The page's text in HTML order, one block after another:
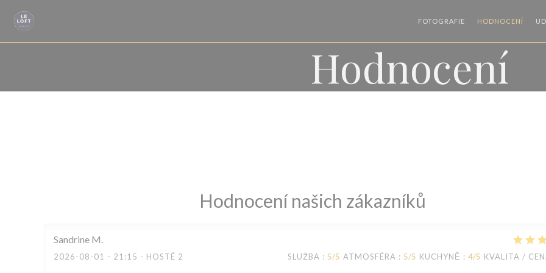
Panel pro správu cookies
FOTOGRAFIE HODNOCENÍ
Hodnocení
Hodnocení našich zákazníků
Sandrine M
2026-08-01 - 21:15 - HOSTÉ 2 SLUŽBA : 5/5 ATMOSFÉRA : 5/5 KUCHYNĚ : 4/5 KVALITA /